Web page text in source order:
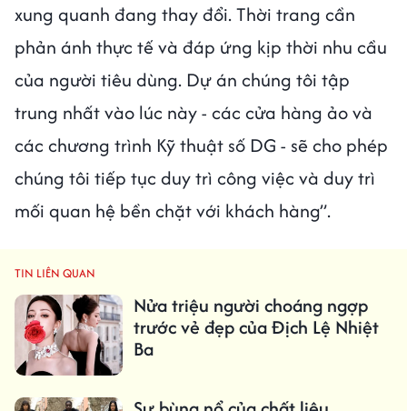
xung quanh đang thay đổi. Thời trang cần
phản ánh thực tế và đáp ứng kịp thời nhu cầu
của người tiêu dùng. Dự án chúng tôi tập
trung nhất vào lúc này - các cửa hàng ảo và
các chương trình Kỹ thuật số DG - sẽ cho phép
chúng tôi tiếp tục duy trì công việc và duy trì
mối quan hệ bền chặt với khách hàng”.
TIN LIÊN QUAN
Nửa triệu người choáng ngợp
trước vẻ đẹp của Địch Lệ Nhiệt
Ba